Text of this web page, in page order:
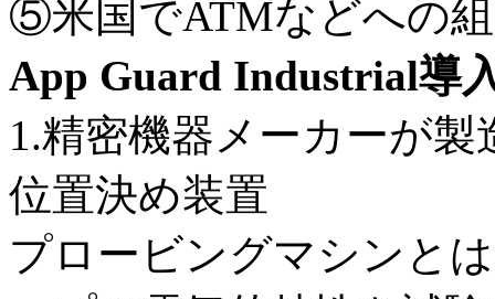
⑤米国でATMなどへの
App Guard Industrial導
1.精密機器メーカーが
位置決め装置
プロービングマシンと